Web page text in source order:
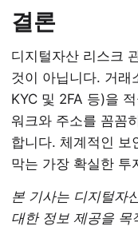
결론
디지털자산 리스크
것이 아닙니다. 거래
KYC 및 2FA 등)을
워크와 주소를 꼼꼼
합니다. 체계적인 보
막는 가장 확실한 투
본 기사는 디지털자
대한 정보 제공을 목